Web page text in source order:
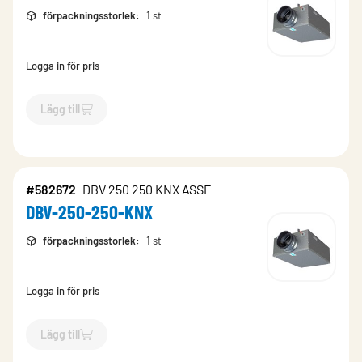
förpackningsstorlek: 1 st
Logga in för pris
Lägg till
`$Lägg till
#582672 DBV 250 250 KNX ASSE
DBV-250-250-KNX
förpackningsstorlek: 1 st
Logga in för pris
Lägg till
`$Lägg till